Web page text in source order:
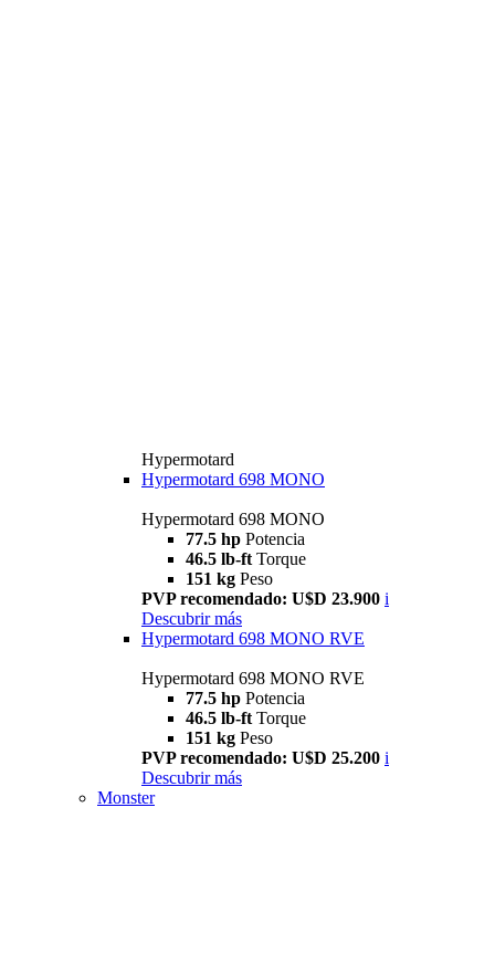
Hypermotard
Hypermotard 698 MONO
Hypermotard 698 MONO
77.5 hp Potencia
46.5 lb-ft Torque
151 kg Peso
PVP recomendado: U$D 23.900 i
Descubrir más
Hypermotard 698 MONO RVE
Hypermotard 698 MONO RVE
77.5 hp Potencia
46.5 lb-ft Torque
151 kg Peso
PVP recomendado: U$D 25.200 i
Descubrir más
Monster